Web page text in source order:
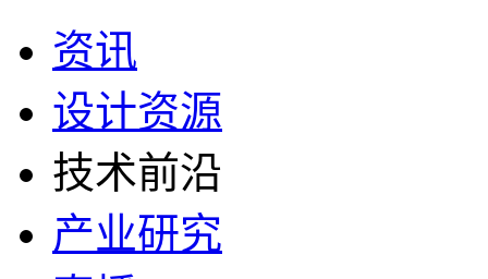
资讯
设计资源
技术前沿
产业研究